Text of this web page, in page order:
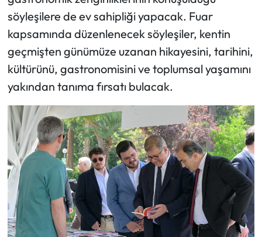
söyleşilere de ev sahipliği yapacak. Fuar
kapsamında düzenlenecek söyleşiler, kentin
geçmişten günümüze uzanan hikayesini, tarihini,
kültürünü, gastronomisini ve toplumsal yaşamını
yakından tanıma fırsatı bulacak.